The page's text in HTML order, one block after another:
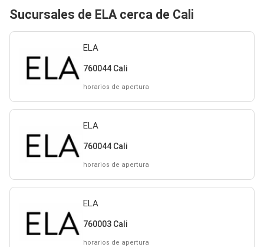
Sucursales de ELA cerca de Cali
ELA
760044 Cali
horarios de apertura
ELA
760044 Cali
horarios de apertura
ELA
760003 Cali
horarios de apertura